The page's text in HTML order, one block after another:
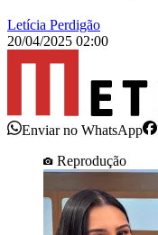
Letícia Perdigão
20/04/2025 02:00
Enviar no WhatsApp
Reprodução